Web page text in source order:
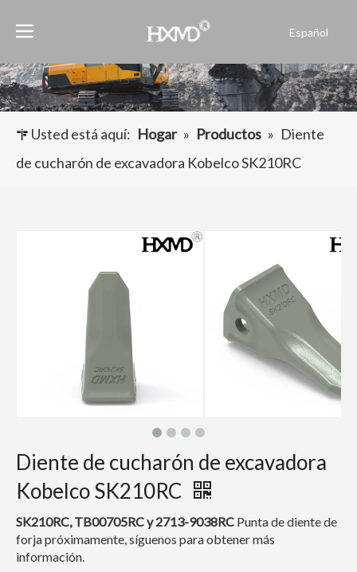
Español
العربية
Français
Usted está aquí: Hogar » Productos » Diente
de cucharón de excavadora Kobelco SK210RC
Diente de cucharón de excavadora
Kobelco SK210RC
SK210RC, TB00705RC y 2713-9038RC Punta de diente de
forja próximamente, síguenos para obtener más
información.